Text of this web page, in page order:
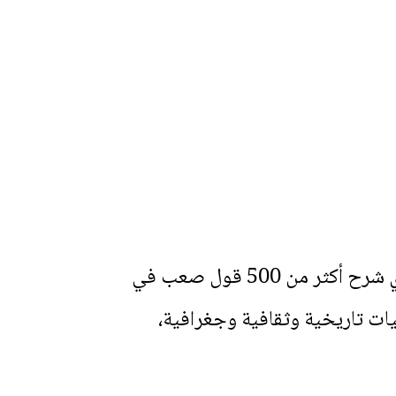
الكتاب الذي بين يديك مرجع رائع بحسب مؤلفيه، تقدّمه لك دار الثقافة في أربعة أجزاء تحوي شرح أكثر من 500 قول صعب في
تاريخية وثقافية وجغرافية،